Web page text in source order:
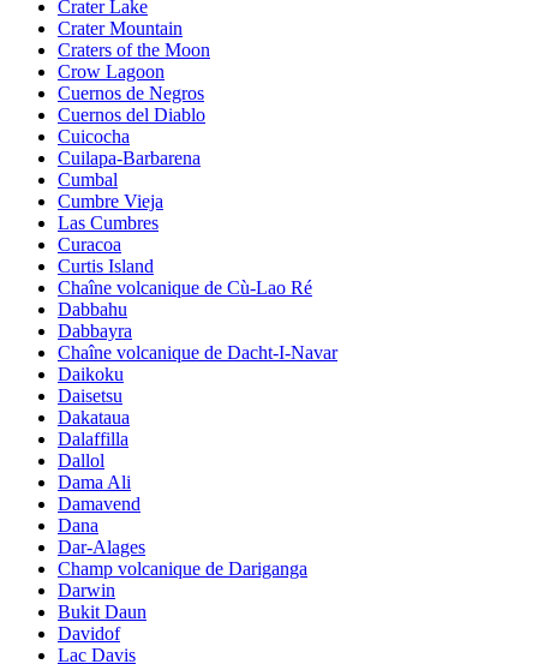
Crater Lake
Crater Mountain
Craters of the Moon
Crow Lagoon
Cuernos de Negros
Cuernos del Diablo
Cuicocha
Cuilapa-Barbarena
Cumbal
Cumbre Vieja
Las Cumbres
Curacoa
Curtis Island
Chaîne volcanique de Cù-Lao Ré
Dabbahu
Dabbayra
Chaîne volcanique de Dacht-I-Navar
Daikoku
Daisetsu
Dakataua
Dalaffilla
Dallol
Dama Ali
Damavend
Dana
Dar-Alages
Champ volcanique de Dariganga
Darwin
Bukit Daun
Davidof
Lac Davis